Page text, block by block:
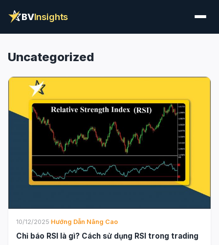
BVInsights
Uncategorized
10/12/2025·Hướng Dẫn Nâng Cao
Chỉ báo RSI là gì? Cách sử dụng RSI trong trading